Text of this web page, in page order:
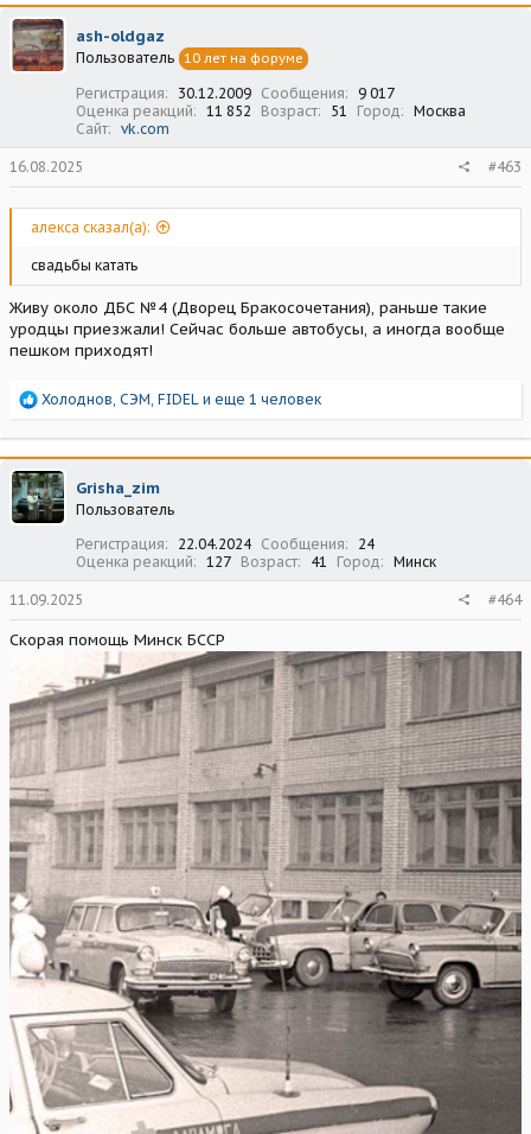
ash-oldgaz
Пользователь 10 лет на форуме
Регистрация 30.12.2009 Сообщения
9 017
Оценка реакций
11 852 Возраст 51 Город
Москва
Сайт
vk.com
16.08.2025 #463
алекса сказал(а):
свадьбы катать
Живу около ДБС №4 (Дворец Бракосочетания), раньше такие
уродцы приезжали! Сейчас больше автобусы, а иногда вообще
пешком приходят!
Р
а
к
ц
и
и
Холоднов, СЭМ, FIDEL и еще 1 человек
Grisha_zim
Пользователь
Регистрация
22.04.2024 Сообщения
24
Оценка реакций
127 Возраст 41 Город Минск
11.09.2025 #464
Скорая помощь Минск БССР